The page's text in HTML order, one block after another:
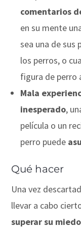
comentarios
en su mente
sea una de sus
los perros, o
figura de perro
Mala
inesperado,
película o un
perro puede
Qué hacer
Una vez
llevar a cabo
superar su